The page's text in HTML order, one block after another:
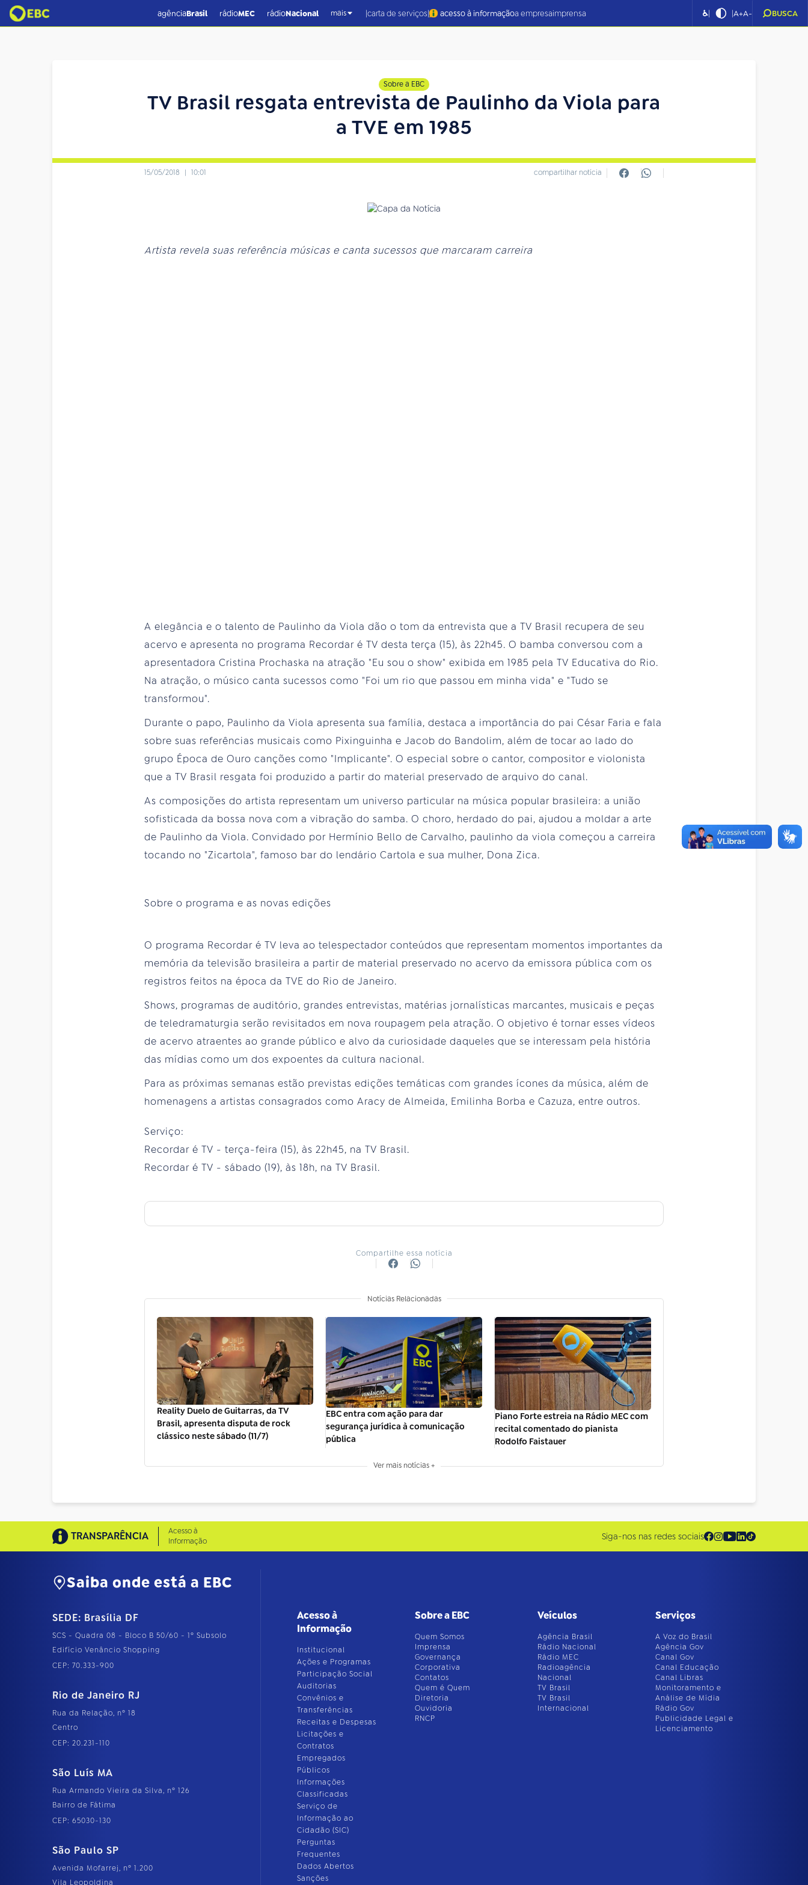
agênciaBrasil rádioMEC rádioNacional mais |carta de serviços| acesso à informaçãoa empresaimprensa ♿| |A+A- BUSCA
Sobre a EBC
TV Brasil resgata entrevista de Paulinho da Viola para
a TVE em 1985
15/05/2018 | 10:01 compartilhar notícia
Artista revela suas referência músicas e canta sucessos que marcaram carreira
A elegância e o talento de Paulinho da Viola dão o tom da entrevista que a TV Brasil recupera de seu
acervo e apresenta no programa Recordar é TV desta terça (15), às 22h45. O bamba conversou com a
apresentadora Cristina Prochaska na atração "Eu sou o show" exibida em 1985 pela TV Educativa do Rio.
Na atração, o músico canta sucessos como "Foi um rio que passou em minha vida" e "Tudo se
transformou".
Durante o papo, Paulinho da Viola apresenta sua família, destaca a importância do pai César Faria e fala
sobre suas referências musicais como Pixinguinha e Jacob do Bandolim, além de tocar ao lado do
grupo Época de Ouro canções como "Implicante". O especial sobre o cantor, compositor e violonista
que a TV Brasil resgata foi produzido a partir do material preservado de arquivo do canal.
As composições do artista representam um universo particular na música popular brasileira: a união
sofisticada da bossa nova com a vibração do samba. O choro, herdado do pai, ajudou a moldar a arte
de Paulinho da Viola. Convidado por Hermínio Bello de Carvalho, paulinho da viola começou a carreira
tocando no "Zicartola", famoso bar do lendário Cartola e sua mulher, Dona Zica.
Sobre o programa e as novas edições
O programa Recordar é TV leva ao telespectador conteúdos que representam momentos importantes da
memória da televisão brasileira a partir de material preservado no acervo da emissora pública com os
registros feitos na época da TVE do Rio de Janeiro.
Shows, programas de auditório, grandes entrevistas, matérias jornalísticas marcantes, musicais e peças
de teledramaturgia serão revisitados em nova roupagem pela atração. O objetivo é tornar esses vídeos
de acervo atraentes ao grande público e alvo da curiosidade daqueles que se interessam pela história
das mídias como um dos expoentes da cultura nacional.
Para as próximas semanas estão previstas edições temáticas com grandes ícones da música, além de
homenagens a artistas consagrados como Aracy de Almeida, Emilinha Borba e Cazuza, entre outros.
Serviço:
Recordar é TV - terça-feira (15), às 22h45, na TV Brasil.
Recordar é TV - sábado (19), às 18h, na TV Brasil.
Compartilhe essa notícia
Notícias Relacionadas
Reality Duelo de Guitarras, da TV
Brasil, apresenta disputa de rock
clássico neste sábado (11/7)
EBC entra com ação para dar
segurança jurídica à comunicação
pública
Piano Forte estreia na Rádio MEC com
recital comentado do pianista
Rodolfo Faistauer
Ver mais notícias +
TRANSPARÊNCIA
Acesso à
Informação
Siga-nos nas redes sociais
Saiba onde está a EBC
SEDE: Brasília DF
SCS - Quadra 08 - Bloco B 50/60 - 1º Subsolo
Edifício Venâncio Shopping
CEP: 70.333-900
Rio de Janeiro RJ
Rua da Relação, nº 18
Centro
CEP: 20.231-110
São Luís MA
Rua Armando Vieira da Silva, nº 126
Bairro de Fátima
CEP: 65030-130
São Paulo SP
Avenida Mofarrej, nº 1.200
Vila Leopoldina
Acesso à
Informação
Institucional
Ações e Programas
Participação Social
Auditorias
Convênios e
Transferências
Receitas e Despesas
Licitações e
Contratos
Empregados
Públicos
Informações
Classificadas
Serviço de
Informação ao
Cidadão (SIC)
Perguntas
Frequentes
Dados Abertos
Sanções
Sobre a EBC
Quem Somos
Imprensa
Governança
Corporativa
Contatos
Quem é Quem
Diretoria
Ouvidoria
RNCP
Veículos
Agência Brasil
Rádio Nacional
Rádio MEC
Radioagência
Nacional
TV Brasil
TV Brasil
Internacional
Serviços
A Voz do Brasil
Agência Gov
Canal Gov
Canal Educação
Canal Libras
Monitoramento e
Análise de Mídia
Rádio Gov
Publicidade Legal e
Licenciamento